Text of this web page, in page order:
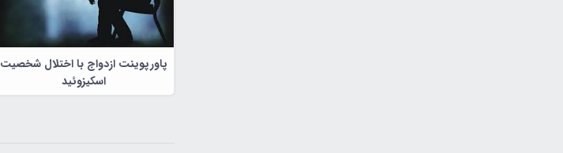
پاورپوینت ازدواج با اختلال شخصیت
اسکیزوئید